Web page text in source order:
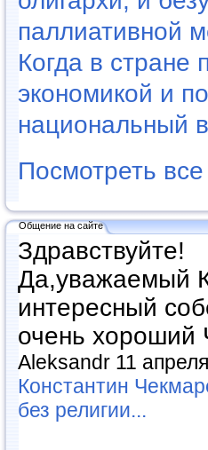
паллиативной
Когда в стране
экономикой и
национальный
Посмотреть все
Общение на сайте
Здравствуйте!
Да,уважаемый
интересный
очень хороший
Aleksandr 11
Константин
без религии...